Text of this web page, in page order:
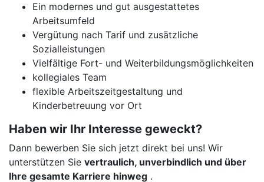
Ein modernes und gut ausgestattetes
Arbeitsumfeld
Vergütung nach Tarif und zusätzliche
Sozialleistungen
Vielfältige Fort- und Weiterbildungsmöglichkeiten
kollegiales Team
flexible Arbeitszeitgestaltung und
Kinderbetreuung vor Ort
Haben wir Ihr Interesse geweckt?
Dann bewerben Sie sich jetzt direkt bei uns! Wir
unterstützen Sie vertraulich, unverbindlich und über
Ihre gesamte Karriere hinweg .